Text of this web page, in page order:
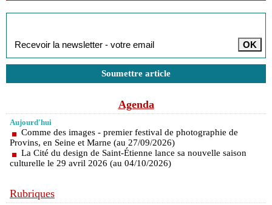
Soumettre article
Agenda
Aujourd'hui
Comme des images - premier festival de photographie de
Provins, en Seine et Marne (au 27/09/2026)
La Cité du design de Saint-Étienne lance sa nouvelle saison
culturelle le 29 avril 2026 (au 04/10/2026)
Rubriques